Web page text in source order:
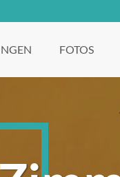
FOTOS